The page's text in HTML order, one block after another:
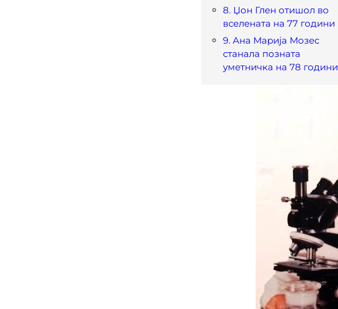
8. Џон Глен отишол во
вселената на 77 години
9. Ана Марија Мозес
станала позната
уметничка на 78 години